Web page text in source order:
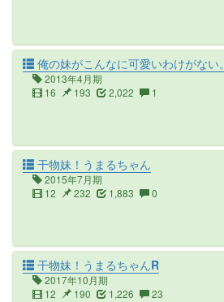
俺の妹がこんなに可愛いわけがない。
2013年4月期
16
193 2,022 1
干物妹！うまるちゃん
2015年7月期
12
232 1,883 0
干物妹！うまるちゃんR
2017年10月期
12
190 1,226 23